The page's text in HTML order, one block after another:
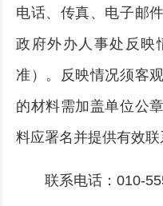
电话、传真、电子邮
政府外办人事处反映
准）。反映情况须客
的材料需加盖单位公
料应署名并提供有效联
联系电话：010-